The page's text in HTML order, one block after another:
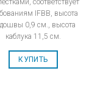
соответствует
IFBB, высота
0,9 см., высота
каблука 11,5 см.
КУПИТЬ